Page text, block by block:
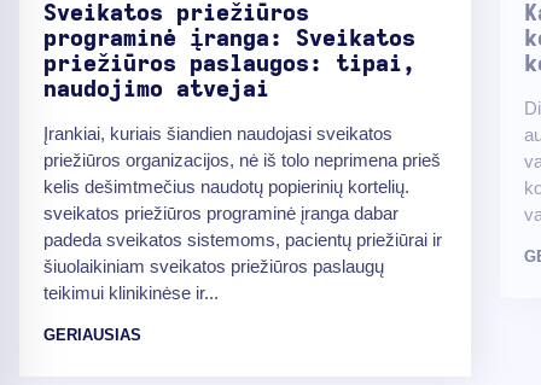
Sveikatos priežiūros
programinė įranga: Sveikatos
priežiūros paslaugos: tipai,
naudojimo atvejai
Įrankiai, kuriais šiandien naudojasi sveikatos
priežiūros organizacijos, nė iš tolo neprimena prieš
kelis dešimtmečius naudotų popierinių kortelių.
sveikatos priežiūros programinė įranga dabar
padeda sveikatos sistemoms, pacientų priežiūrai ir
šiuolaikiniam sveikatos priežiūros paslaugų
teikimui klinikinėse ir...
GERIAUSIAS